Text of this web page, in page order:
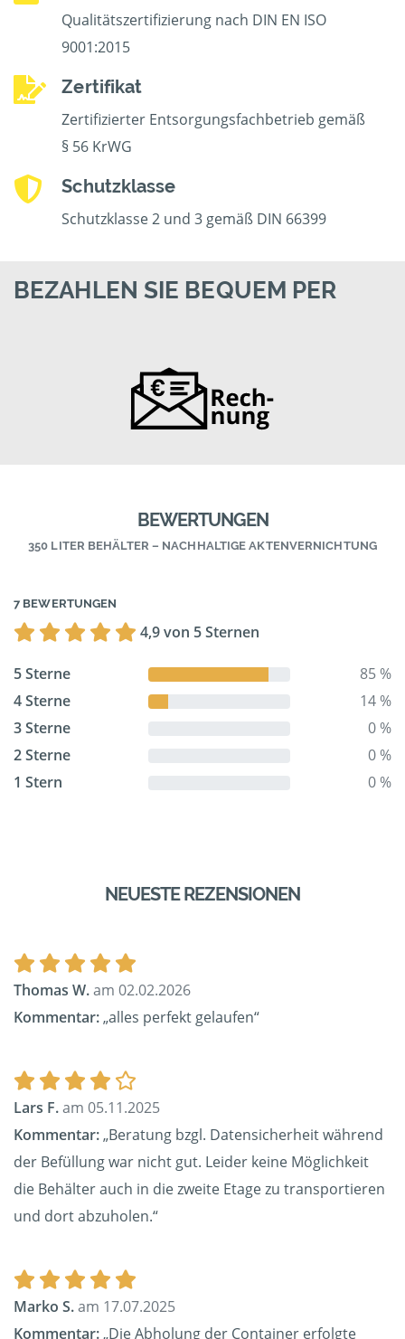
Qualitätszertifizierung nach DIN EN ISO
9001:2015
Zertifikat
Zertifizierter Entsorgungsfachbetrieb gemäß
§ 56 KrWG
Schutzklasse
Schutzklasse 2 und 3 gemäß DIN 66399
BEZAHLEN SIE BEQUEM PER
BEWERTUNGEN
350 LITER BEHÄLTER – NACHHALTIGE AKTENVERNICHTUNG
7 BEWERTUNGEN
4,9 von 5 Sternen
5 Sterne
85 %
4 Sterne
14 %
3 Sterne
0 %
2 Sterne
0 %
1 Stern
0 %
NEUESTE REZENSIONEN
Thomas W.am 02.02.2026
Kommentar:„alles perfekt gelaufen“
Lars F.am 05.11.2025
Kommentar:„Beratung bzgl. Datensicherheit während
der Befüllung war nicht gut. Leider keine Möglichkeit
die Behälter auch in die zweite Etage zu transportieren
und dort abzuholen.“
Marko S.am 17.07.2025
Kommentar:„Die Abholung der Container erfolgte